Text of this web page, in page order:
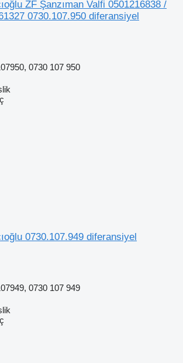
ZF Şanzıman Valfi 0501216838 /
0730.107.950 diferansiyel
0730 107 950
0730.107.949 diferansiyel
0730 107 949